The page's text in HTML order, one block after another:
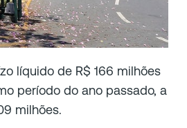
líquido de R$ 166 milhões
período do ano passado, a
milhões.